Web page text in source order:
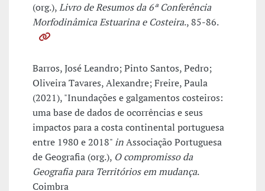
(org.),Livro de Resumos da 6ª Conferência
Morfodinâmica Estuarina e Costeira., 85-86.
Barros, José Leandro; Pinto Santos, Pedro;
Oliveira Tavares, Alexandre; Freire, Paula
(2021), "Inundações e galgamentos costeiros:
uma base de dados de ocorrências e seus
impactos para a costa continental portuguesa
entre 1980 e 2018"inAssociação Portuguesa
de Geografia (org.), O compromisso da
Geografia para Territórios em mudança.
Coimbra